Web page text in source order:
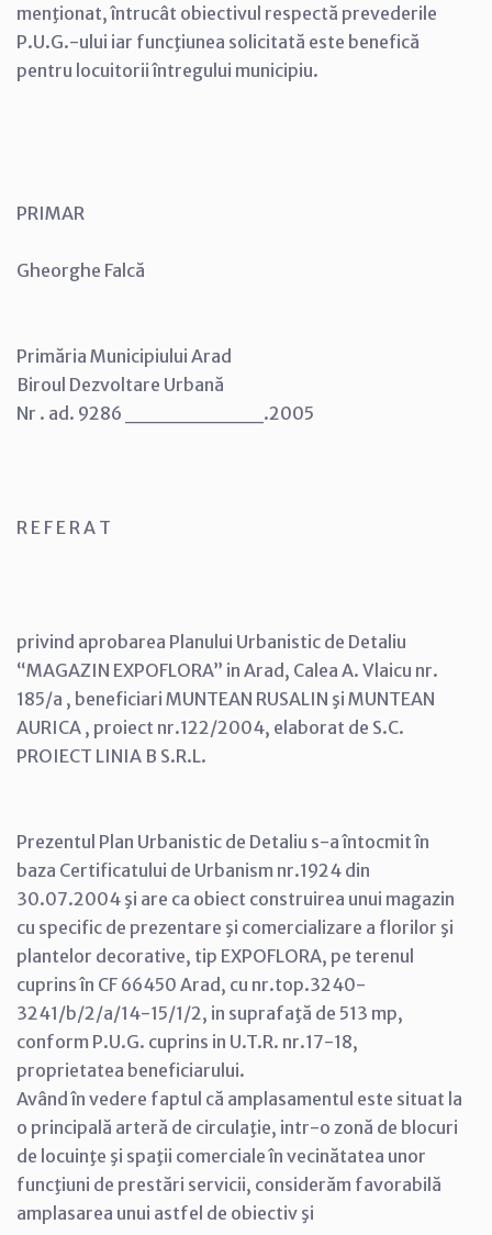
menţionat, întrucât obiectivul respectă prevederile
P.U.G.-ului iar funcţiunea solicitată este benefică
pentru locuitorii întregului municipiu.
PRIMAR
Gheorghe Falcă
Primăria Municipiului Arad
Biroul Dezvoltare Urbană
Nr . ad. 9286 _________.2005
R E F E R A T
privind aprobarea Planului Urbanistic de Detaliu
“MAGAZIN EXPOFLORA” in Arad, Calea A. Vlaicu nr.
185/a , beneficiari MUNTEAN RUSALIN şi MUNTEAN
AURICA , proiect nr.122/2004, elaborat de S.C.
PROIECT LINIA B S.R.L.
Prezentul Plan Urbanistic de Detaliu s-a întocmit în
baza Certificatului de Urbanism nr.1924 din
30.07.2004 şi are ca obiect construirea unui magazin
cu specific de prezentare şi comercializare a florilor şi
plantelor decorative, tip EXPOFLORA, pe terenul
cuprins în CF 66450 Arad, cu nr.top.3240-
3241/b/2/a/14-15/1/2, in suprafaţă de 513 mp,
conform P.U.G. cuprins in U.T.R. nr.17-18,
proprietatea beneficiarului.
Având în vedere faptul că amplasamentul este situat la
o principală arteră de circulaţie, intr-o zonă de blocuri
de locuinţe şi spaţii comerciale în vecinătatea unor
funcţiuni de prestări servicii, considerăm favorabilă
amplasarea unui astfel de obiectiv şi